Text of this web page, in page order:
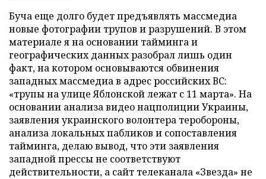
Буча еще долго будет предъявлять массмедиа
новые фотографии трупов и разрушений. В этом
материале я на основании тайминга и
географических данных разобрал лишь один
факт, на котором основываются обвинения
западных массмедиа в адрес российских ВС:
«трупы на улице Яблонской лежат с 11 марта». На
основании анализа видео нацполиции Украины,
заявления украинского волонтера теробороны,
анализа локальных пабликов и сопоставления
тайминга, делаю вывод, что эти заявления
западной прессы не соответствуют
действительности, а сайт телеканала «Звезда» не